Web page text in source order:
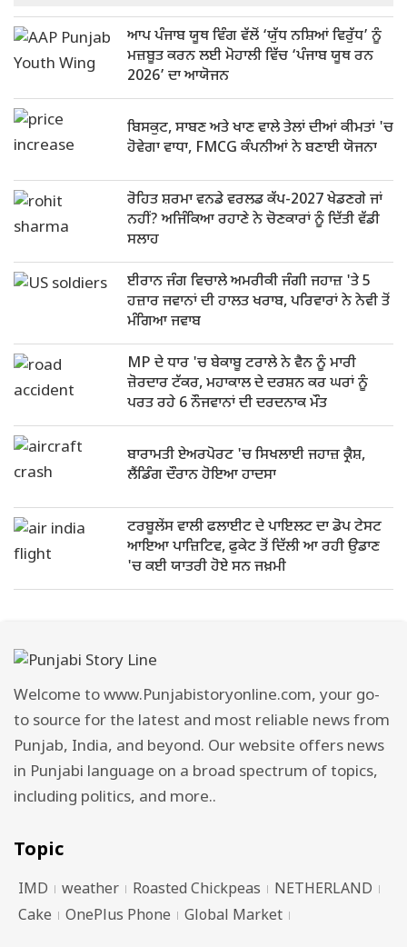
ਆਪ ਪੰਜਾਬ ਯੂਥ ਵਿੰਗ ਵੱਲੋਂ ‘ਯੁੱਧ ਨਸ਼ਿਆਂ ਵਿਰੁੱਧ’ ਨੂੰ
ਮਜ਼ਬੂਤ ​​ਕਰਨ ਲਈ ਮੋਹਾਲੀ ਵਿੱਚ ‘ਪੰਜਾਬ ਯੂਥ ਰਨ
2026’ ਦਾ ਆਯੋਜਨ
ਬਿਸਕੁਟ, ਸਾਬਣ ਅਤੇ ਖਾਣ ਵਾਲੇ ਤੇਲਾਂ ਦੀਆਂ ਕੀਮਤਾਂ 'ਚ
ਹੋਵੇਗਾ ਵਾਧਾ, FMCG ਕੰਪਨੀਆਂ ਨੇ ਬਣਾਈ ਯੋਜਨਾ
ਰੋਹਿਤ ਸ਼ਰਮਾ ਵਨਡੇ ਵਰਲਡ ਕੱਪ-2027 ਖੇਡਣਗੇ ਜਾਂ
ਨਹੀਂ? ਅਜਿੰਕਿਆ ਰਹਾਣੇ ਨੇ ਚੋਣਕਾਰਾਂ ਨੂੰ ਦਿੱਤੀ ਵੱਡੀ
ਸਲਾਹ
ਈਰਾਨ ਜੰਗ ਵਿਚਾਲੇ ਅਮਰੀਕੀ ਜੰਗੀ ਜਹਾਜ਼ 'ਤੇ 5
ਹਜ਼ਾਰ ਜਵਾਨਾਂ ਦੀ ਹਾਲਤ ਖਰਾਬ, ਪਰਿਵਾਰਾਂ ਨੇ ਨੇਵੀ ਤੋਂ
ਮੰਗਿਆ ਜਵਾਬ
MP ਦੇ ਧਾਰ 'ਚ ਬੇਕਾਬੂ ਟਰਾਲੇ ਨੇ ਵੈਨ ਨੂੰ ਮਾਰੀ
ਜ਼ੋਰਦਾਰ ਟੱਕਰ, ਮਹਾਕਾਲ ਦੇ ਦਰਸ਼ਨ ਕਰ ਘਰਾਂ ਨੂੰ
ਪਰਤ ਰਹੇ 6 ਨੌਜਵਾਨਾਂ ਦੀ ਦਰਦਨਾਕ ਮੌਤ
ਬਾਰਾਮਤੀ ਏਅਰਪੋਰਟ 'ਚ ਸਿਖਲਾਈ ਜਹਾਜ਼ ਕ੍ਰੈਸ਼,
ਲੈਂਡਿੰਗ ਦੌਰਾਨ ਹੋਇਆ ਹਾਦਸਾ
ਟਰਬੂਲੇਂਸ ਵਾਲੀ ਫਲਾਈਟ ਦੇ ਪਾਇਲਟ ਦਾ ਡੋਪ ਟੇਸਟ
ਆਇਆ ਪਾਜ਼ਿਟਿਵ, ਫੁਕੇਟ ਤੋਂ ਦਿੱਲੀ ਆ ਰਹੀ ਉਡਾਣ
'ਚ ਕਈ ਯਾਤਰੀ ਹੋਏ ਸਨ ਜਖ਼ਮੀ
Welcome to www.Punjabistoryonline.com, your go-
to source for the latest and most reliable news from
Punjab, India, and beyond. Our website offers news
in Punjabi language on a broad spectrum of topics,
including politics, and more..
Topic
IMD weather Roasted Chickpeas
NETHERLAND
Cake
OnePlus Phone Global Market